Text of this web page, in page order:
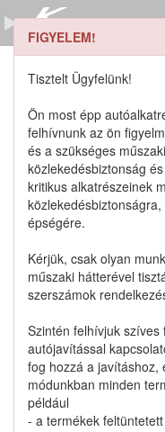
Szerszámkatalógus
Kosár
Alkatrészek
FIGYELEM!
Tisztelt Ügyfelünk!
Ön most épp
felhívnunk az ön
és a szükséges
közlekedésbiztonság
kritikus alkatrészeinek
épségére.
Kérjük, csak olyan
műszaki hátterével
szerszámok
Szintén felhívjuk
autójavítással
fog hozzá a javításhoz,
módunkban minden
például
- a termékek
9589550G00
0 1
Részletes keresés